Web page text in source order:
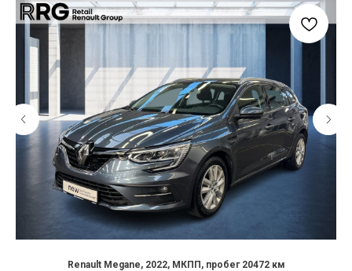
Renault Megane, 2022, МКПП, пробег 20472 км